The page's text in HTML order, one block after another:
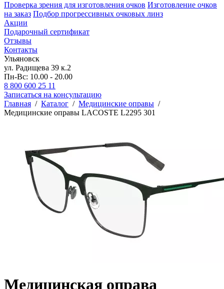
Проверка зрения для изготовления очков Изготовление очков
на заказ Подбор прогрессивных очковых линз
Акции
Подарочный сертификат
Отзывы
Контакты
Ульяновск
ул. Радищева 39 к.2
Пн-Вс: 10.00 - 20.00
8 800 600 25 11
Записаться на консультацию
Главная / Каталог / Медицинские оправы /
Медицинские оправы LACOSTE L2295 301
Медицинская оправа